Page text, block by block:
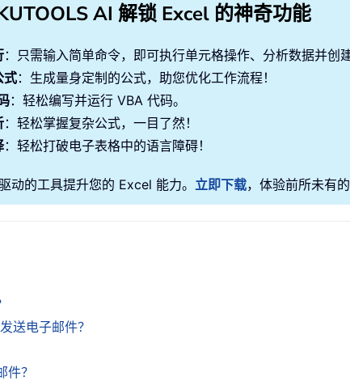
AI 解锁 Excel 的神奇功能
：只需输入简单命令，即可执行单元格操作、分析数据并创
式：生成量身定制的公式，助您优化工作流程！
：轻松编写并运行 VBA 代码。
：轻松掌握复杂公式，一目了然！
：轻松打破电子表格中的语言障碍！
动的工具提升您的 Excel 能力。 立即下载，体验前所未有
送电子邮件？
？